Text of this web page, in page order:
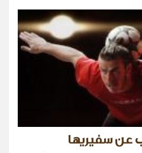
عن سفيريها